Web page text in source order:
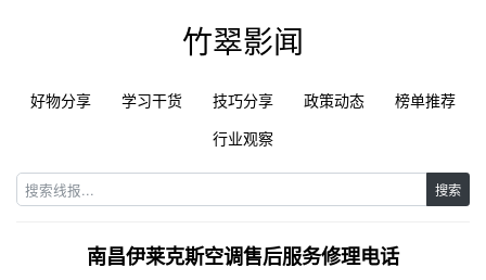
竹翠影闻
好物分享 学习干货 技巧分享 政策动态
榜单推荐
行业观察
搜索
南昌伊莱克斯空调售后服务修理电话